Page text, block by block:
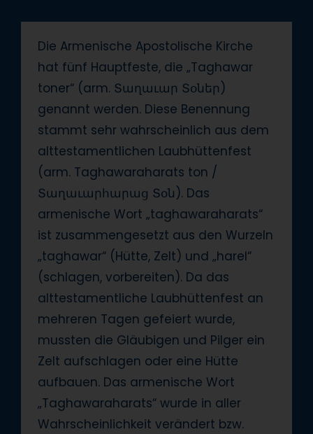
Die Armenische Apostolische Kirche
hat fünf Hauptfeste, die „Taghawar
toner“ (arm. Տաղաւար Տօներ)
genannt werden. Diese Benennung
stammt sehr wahrscheinlich aus dem
alttestamentlichen Laubhüttenfest
(arm. Taghawaraharats ton /
Տաղաւարհարաց Տօն). Das
armenische Wort „taghawaraharats“
ist zusammengesetzt aus den Wurzeln
„taghawar“ (Hütte, Zelt) und „harel“
(schlagen, vorbereiten). Da das
alttestamentliche Laubhüttenfest an
mehreren Tagen gefeiert wurde,
mussten die Gläubigen und Pilger ein
Zelt aufschlagen oder eine Hütte
aufbauen. Das armenische Wort
„Taghawaraharats“ wurde in aller
Wahrscheinlichkeit verändert bzw.